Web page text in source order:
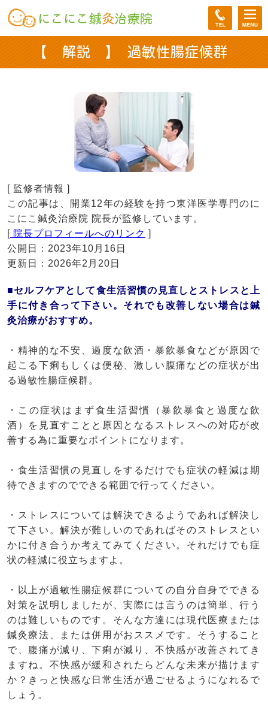
【 解説 】 過敏性腸症候群
[ 監修者情報 ]
この記事は、開業12年の経験を持つ東洋医学専門のに
こにこ鍼灸治療院 院長が監修しています。
[ 院長プロフィールへのリンク ]
公開日：2023年10月16日
更新日：2026年2月20日
■セルフケアとして食生活習慣の見直しとストレスと上
手に付き合って下さい。それでも改善しない場合は鍼
灸治療がおすすめ。
・精神的な不安、過度な飲酒・暴飲暴食などが原因で
起こる下痢もしくは便秘、激しい腹痛などの症状が出
る過敏性腸症候群。
・この症状はまず食生活習慣（暴飲暴食と過度な飲
酒）を見直すことと原因となるストレスへの対応が改
善する為に重要なポイントになります。
・食生活習慣の見直しをするだけでも症状の軽減は期
待できますのでできる範囲で行ってください。
・ストレスについては解決できるようであれば解決し
て下さい。解決が難しいのであればそのストレスとい
かに付き合うか考えてみてください。それだけでも症
状の軽減に役立ちますよ。
・以上が過敏性腸症候群についての自分自身でできる
対策を説明しましたが、実際には言うのは簡単、行う
のは難しいものです。そんな方達には現代医療または
鍼灸療法、または併用がおススメです。そうすること
で、腹痛が減り、下痢が減り、不快感が改善されてき
ますね。不快感が緩和されたらどんな未来が描けます
か？きっと快感な日常生活が過ごせるようになれるで
しょう。